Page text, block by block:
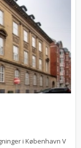
i København V